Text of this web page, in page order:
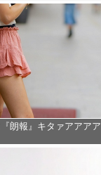
朗報』キタァアアアア